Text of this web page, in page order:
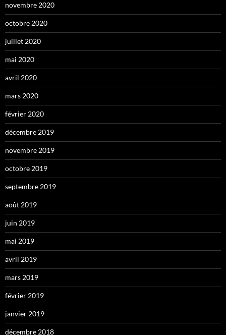
novembre 2020
octobre 2020
juillet 2020
mai 2020
avril 2020
mars 2020
février 2020
décembre 2019
novembre 2019
octobre 2019
septembre 2019
août 2019
juin 2019
mai 2019
avril 2019
mars 2019
février 2019
janvier 2019
décembre 2018